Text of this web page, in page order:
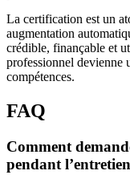
La certification est un
augmentation
crédible, finançable et
professionnel devienne
compétences.
FAQ
Comment
pendant